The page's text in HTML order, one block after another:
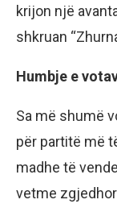
krijon një
shkruan
Humbje e
Sa më shumë
për partitë më
madhe të
vetme